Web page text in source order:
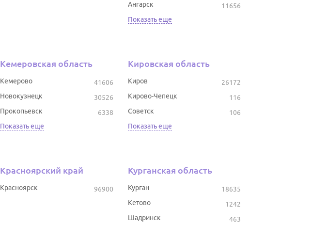
11656
Ангарск
Показать еще
Кемеровская область
41606
Кемерово
30526
Новокузнецк
6338
Прокопьевск
Показать еще
Кировская область
26172
Киров
116
Кирово-Чепецк
106
Советск
Показать еще
Красноярский край
96900
Красноярск
Курганская область
18635
Курган
1242
Кетово
463
Шадринск